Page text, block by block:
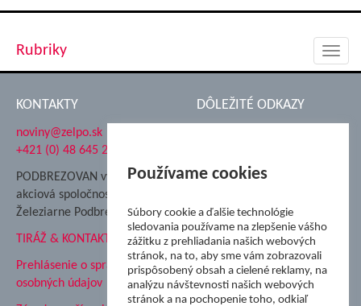
Rubriky
KONTAKTY
noviny@zelpo.sk
+421 (0) 48 645 2711
PODBREZOVAN vydáva
akciová spoločnosť
Železiarne Podbrezová
TIRÁŽ & KONTAKT
Prehlásenie o spracovaní
osobných údajov
DÔLEŽITÉ ODKAZY
Nadácia Železiarne
ŽP Informatika s.r.o.
ŠK Železiarne Podbrezová
Tále a.s.
Používame cookies
Súbory cookie a ďalšie technológie
sledovania používame na zlepšenie vášho
zážitku z prehliadania našich webových
stránok, na to, aby sme vám zobrazovali
prispôsobený obsah a cielené reklamy, na
analýzu návštevnosti našich webových
stránok a na pochopenie toho, odkiaľ